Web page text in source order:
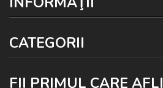
CATEGORII
FII PRIMUL CARE AFLI